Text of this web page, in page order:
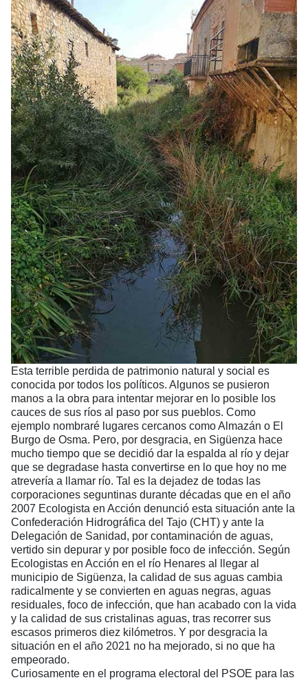
Esta terrible perdida de patrimonio natural y social es
conocida por todos los políticos. Algunos se pusieron
manos a la obra para intentar mejorar en lo posible los
cauces de sus ríos al paso por sus pueblos. Como
ejemplo nombraré lugares cercanos como Almazán o El
Burgo de Osma. Pero, por desgracia, en Sigüenza hace
mucho tiempo que se decidió dar la espalda al río y dejar
que se degradase hasta convertirse en lo que hoy no me
atrevería a llamar río. Tal es la dejadez de todas las
corporaciones seguntinas durante décadas que en el año
2007 Ecologista en Acción denunció esta situación ante la
Confederación Hidrográfica del Tajo (CHT) y ante la
Delegación de Sanidad, por contaminación de aguas,
vertido sin depurar y por posible foco de infección. Según
Ecologistas en Acción en el río Henares al llegar al
municipio de Sigüenza, la calidad de sus aguas cambia
radicalmente y se convierten en aguas negras, aguas
residuales, foco de infección, que han acabado con la vida
y la calidad de sus cristalinas aguas, tras recorrer sus
escasos primeros diez kilómetros. Y por desgracia la
situación en el año 2021 no ha mejorado, si no que ha
empeorado.
Curiosamente en el programa electoral del PSOE para las